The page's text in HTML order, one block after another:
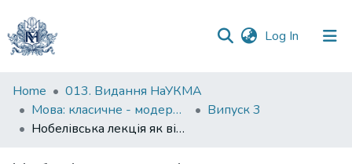
Log In (current)
Communities
&
Collections
Home
013. Видання НаУКМА
Мова: класичне - модерне - постмодерне
Випуск 3
Нобелівська лекція як віддзеркалення світогляду лауреата